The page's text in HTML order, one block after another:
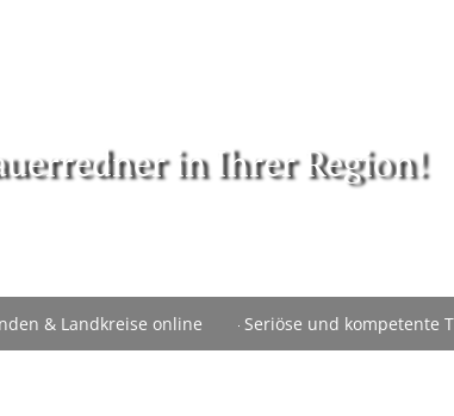
in Ihrer Region!
& Landkreise online Seriöse und kompetente